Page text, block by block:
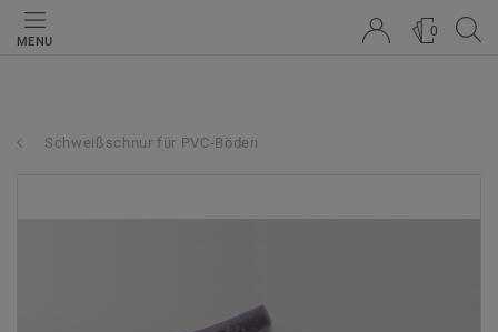
MENU
0
Schweißschnur für PVC-Böden